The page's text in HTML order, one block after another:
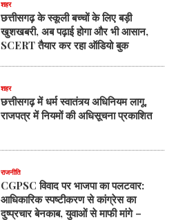
शहर
छत्तीसगढ़ के स्कूली बच्चों के लिए बड़ी
खुशखबरी, अब पढ़ाई होगा और भी आसान,
SCERT तैयार कर रहा ऑडियो बुक
शहर
छत्तीसगढ़ में धर्म स्वातंत्र्य अधिनियम लागू,
राजपत्र में नियमों की अधिसूचना प्रकाशित
राजनीति
CGPSC विवाद पर भाजपा का पलटवार:
आधिकारिक स्पष्टीकरण से कांग्रेस का
दुष्प्रचार बेनकाब, युवाओं से माफी मांगे –